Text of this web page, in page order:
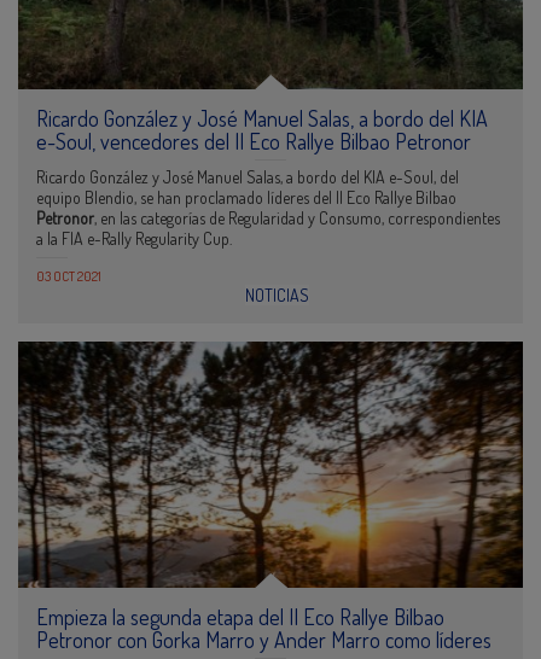
Ricardo González y José Manuel Salas, a bordo del KIA
e-Soul, vencedores del II Eco Rallye Bilbao Petronor
Ricardo González y José Manuel Salas, a bordo del KIA e-Soul, del
equipo Blendio, se han proclamado líderes del II Eco Rallye Bilbao
Petronor, en las categorías de Regularidad y Consumo, correspondientes
a la FIA e-Rally Regularity Cup.
03 OCT 2021
NOTICIAS
Empieza la segunda etapa del II Eco Rallye Bilbao
Petronor con Gorka Marro y Ander Marro como líderes